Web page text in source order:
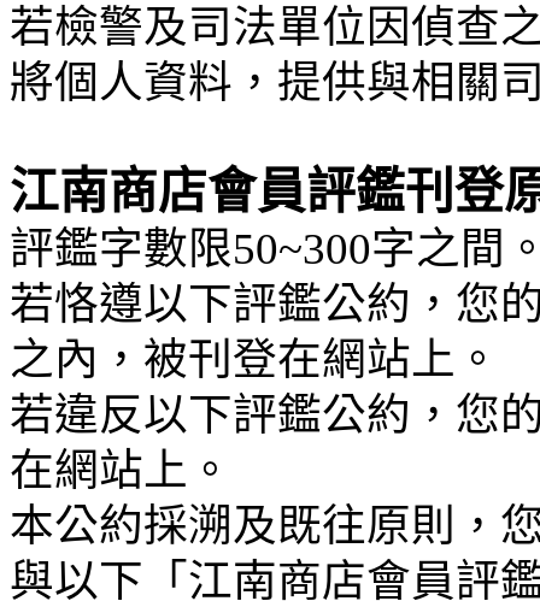
若檢警及司法單位因偵查
將個人資料，提供與相關
江南商店會員評鑑刊登
評鑑字數限50~300字之間
若恪遵以下評鑑公約，您
之內，被刊登在網站上。
若違反以下評鑑公約，您
在網站上。
本公約採溯及既往原則，
與以下「江南商店會員評